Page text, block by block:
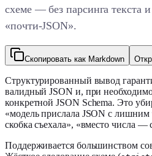
схеме — без парсинга текста
«почти-JSON».
Скопировать как Markdown
Структурированный вывод
валидный JSON и, при
конкретной JSON Schema. Это
«модель прислала JSON с
скобка съехала», «вместо числа —
Поддерживается большинством